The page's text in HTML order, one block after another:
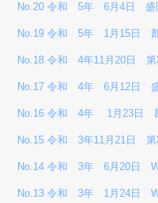
No.20 令和 5年 6月4日 盛
No.19 令和 5年 1月15日
No.18 令和 4年11月20日 第
No.17 令和 4年 6月12日
No.16 令和 4年 1月23日
No.15 令和 3年11月21日 第
No.14 令和 3年 6月20日
No.13 令和 3年 1月24日